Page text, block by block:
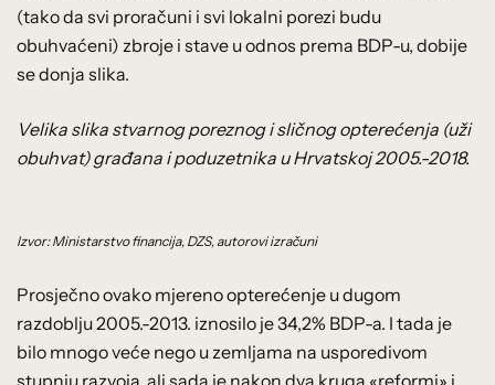
(tako da svi proračuni i svi lokalni porezi budu
obuhvaćeni) zbroje i stave u odnos prema BDP-u, dobije
se donja slika.
Velika slika stvarnog poreznog i sličnog opterećenja (uži
obuhvat) građana i poduzetnika u Hrvatskoj 2005.-2018.
Izvor: Ministarstvo financija, DZS, autorovi izračuni
Prosječno ovako mjereno opterećenje u dugom
razdoblju 2005.-2013. iznosilo je 34,2% BDP-a. I tada je
bilo mnogo veće nego u zemljama na usporedivom
stupnju razvoja, ali sada je nakon dva kruga «reformi» i